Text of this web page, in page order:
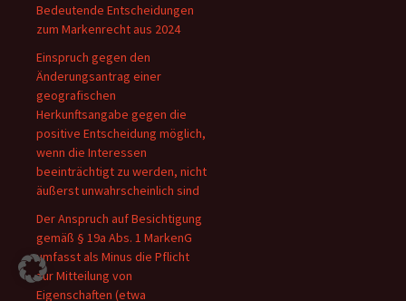
Bedeutende Entscheidungen
zum Markenrecht aus 2024
Einspruch gegen den
Änderungsantrag einer
geografischen
Herkunftsangabe gegen die
positive Entscheidung möglich,
wenn die Interessen
beeinträchtigt zu werden, nicht
äußerst unwahrscheinlich sind
Der Anspruch auf Besichtigung
gemäß § 19a Abs. 1 MarkenG
umfasst als Minus die Pflicht
zur Mitteilung von
Eigenschaften (etwa